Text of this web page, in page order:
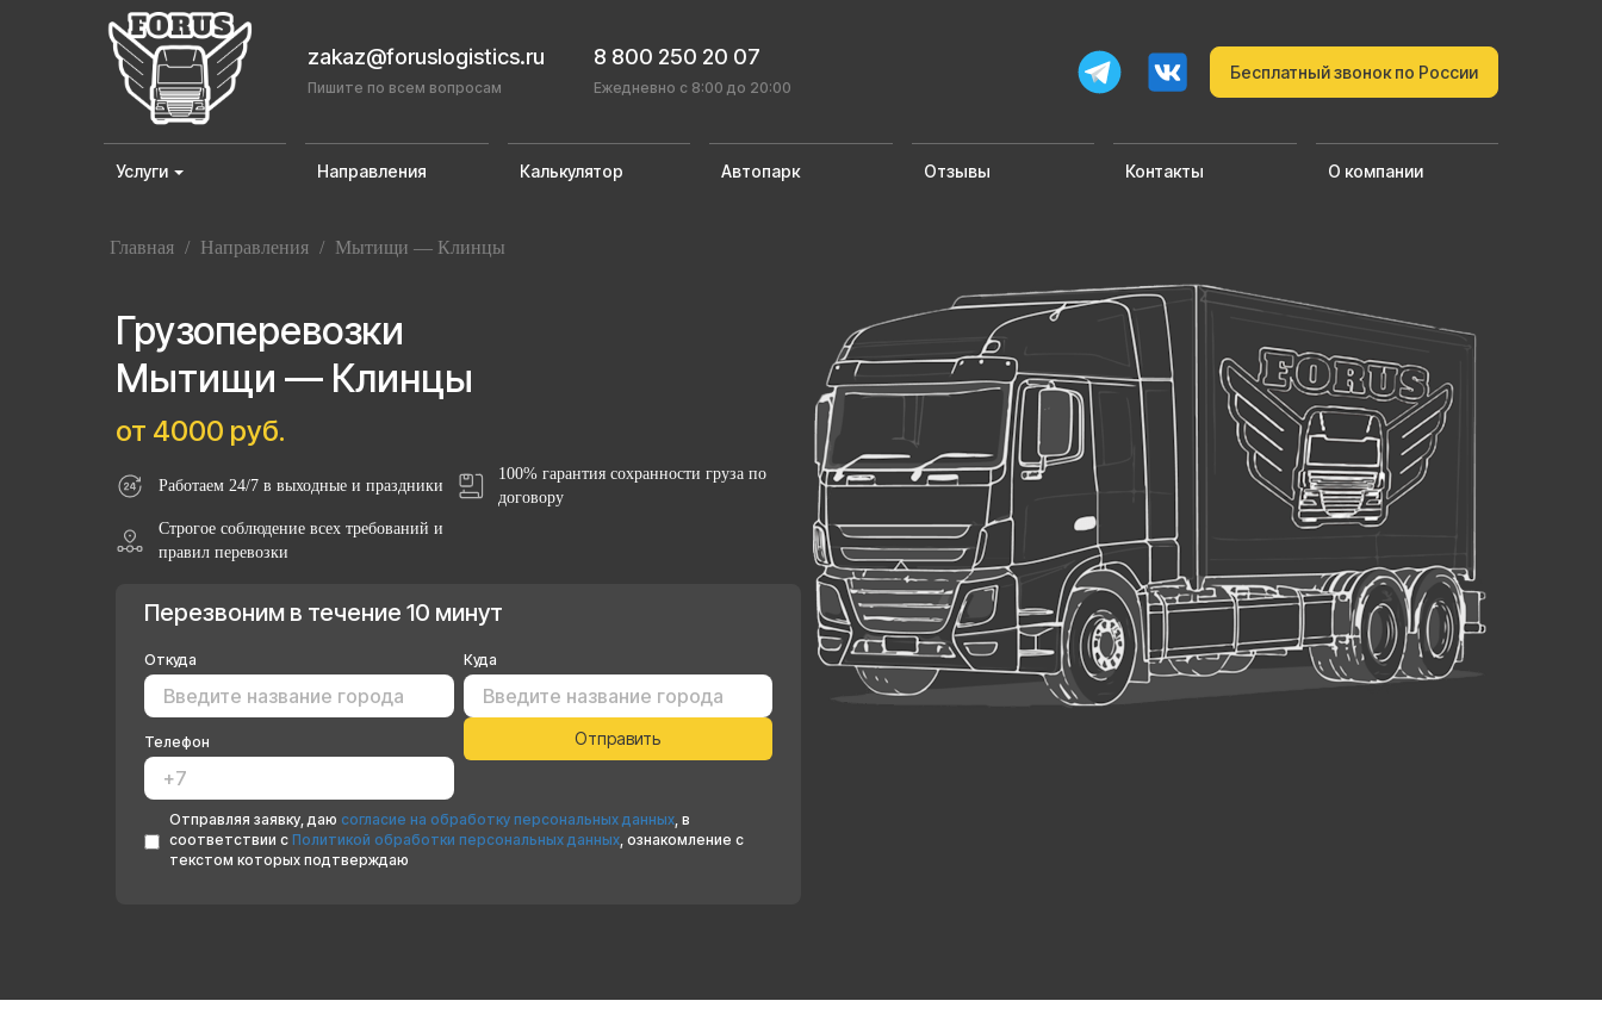
zakaz@foruslogistics.ru
Пишите по всем вопросам
8 800 250 20 07
Ежедневно с 8:00 до 20:00
Бесплатный звонок по России
Услуги Направления Калькулятор Автопарк Отзывы Контакты О компании
Главная / Направления / Мытищи — Клинцы
Грузоперевозки
Мытищи — Клинцы
от 4000 руб.
Работаем 24/7 в выходные и праздники
100% гарантия сохранности груза по
договору
Строгое соблюдение всех требований и
правил перевозки
Перезвоним в течение 10 минут
Откуда Куда
Телефон
Отправляя заявку, даю согласие на обработку персональных данных, в
соответствии с Политикой обработки персональных данных, ознакомление с
текстом которых подтверждаю